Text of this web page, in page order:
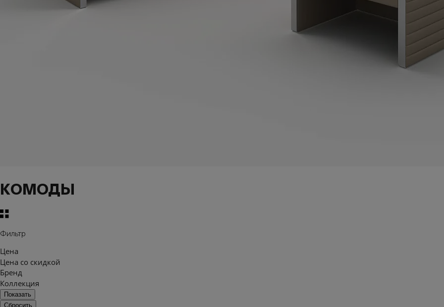
КОМОДЫ
Фильтр
Цена
Цена со скидкой
Бренд
Коллекция